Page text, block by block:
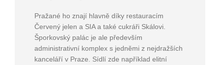
Pražané ho znají hlavně díky restauracím
Červený jelen a SIA a také cukráři Skálovi.
Šporkovský palác je ale především
administrativní komplex s jedněmi z nejdražších
kanceláří v Praze. Sídlí zde například elitní